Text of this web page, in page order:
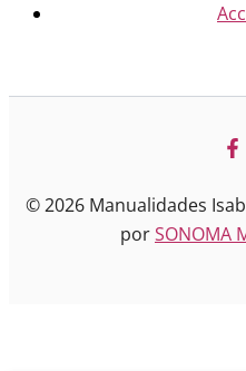
© 2026 Manualidades
porSONOMA